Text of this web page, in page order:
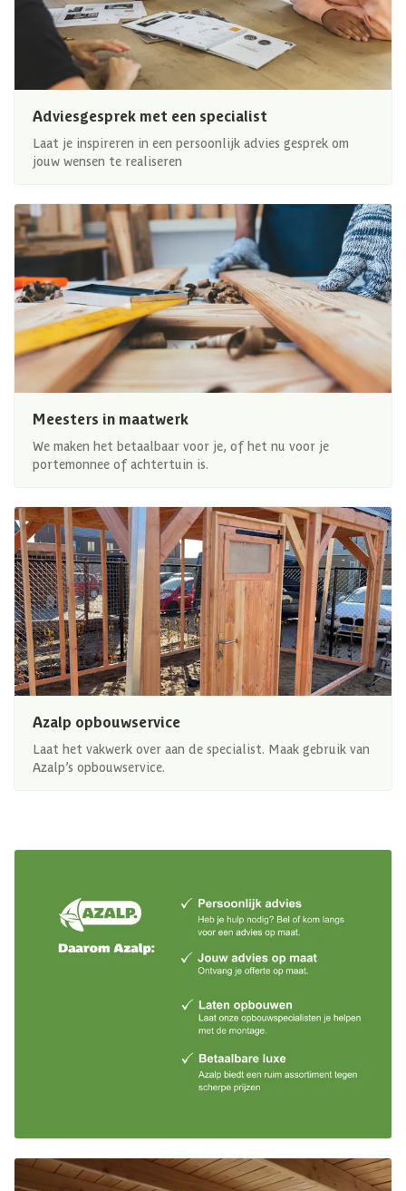
Adviesgesprek met een specialist
Laat je inspireren in een persoonlijk advies gesprek om
jouw wensen te realiseren
Meesters in maatwerk
We maken het betaalbaar voor je, of het nu voor je
portemonnee of achtertuin is.
Azalp opbouwservice
Laat het vakwerk over aan de specialist. Maak gebruik van
Azalp’s opbouwservice.